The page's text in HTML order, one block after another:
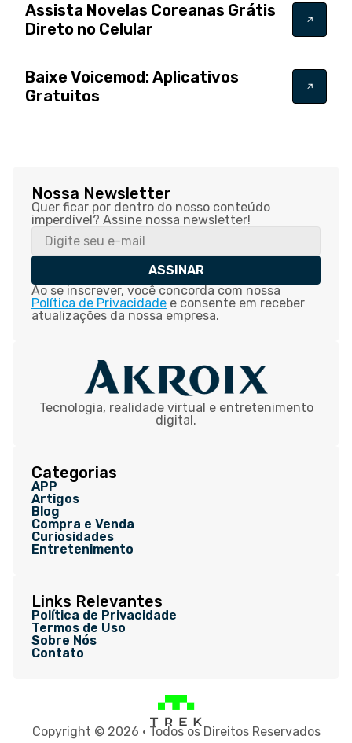
Assista Novelas Coreanas Grátis
Direto no Celular
Baixe Voicemod: Aplicativos
Gratuitos
Nossa Newsletter
Quer ficar por dentro do nosso conteúdo
imperdível? Assine nossa newsletter!
ASSINAR
Ao se inscrever, você concorda com nossa
Política de Privacidade e consente em receber
atualizações da nossa empresa.
Tecnologia, realidade virtual e entretenimento
digital.
Categorias
APP
Artigos
Blog
Compra e Venda
Curiosidades
Entretenimento
Links Relevantes
Política de Privacidade
Termos de Uso
Sobre Nós
Contato
Copyright © 2026 • Todos os Direitos Reservados